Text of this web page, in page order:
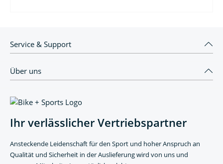
Service & Support
Über uns
Ihr verlässlicher Vertriebspartner
Ansteckende Leidenschaft für den Sport und hoher Anspruch an
Qualität und Sicherheit in der Auslieferung wird von uns und